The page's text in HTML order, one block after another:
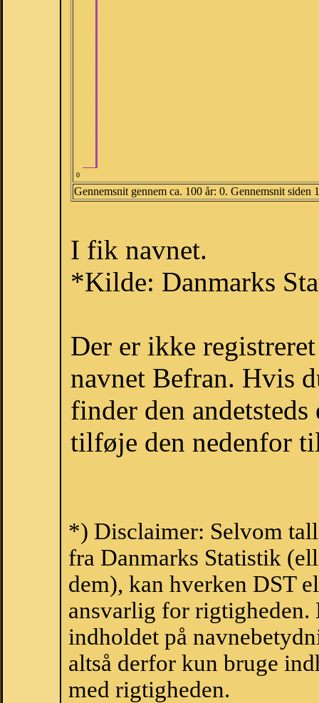
0
Gennemsnit gennem ca. 100 år: 0. Gennemsnit siden
I fik navnet.
*Kilde: Danmarks
Der er ikke
navnet Befran. Hvis
finder den
tilføje den nedenfor
*) Disclaimer: Selvom
fra Danmarks Statistik
dem), kan hverken DST
ansvarlig for
indholdet på
altså derfor kun bruge
med rigtigheden.